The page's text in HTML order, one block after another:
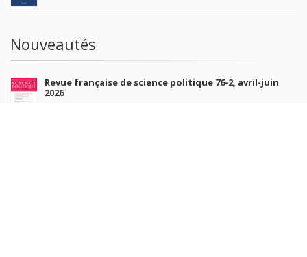
Nouveautés
Revue française de science politique 76-2, avril-juin
2026